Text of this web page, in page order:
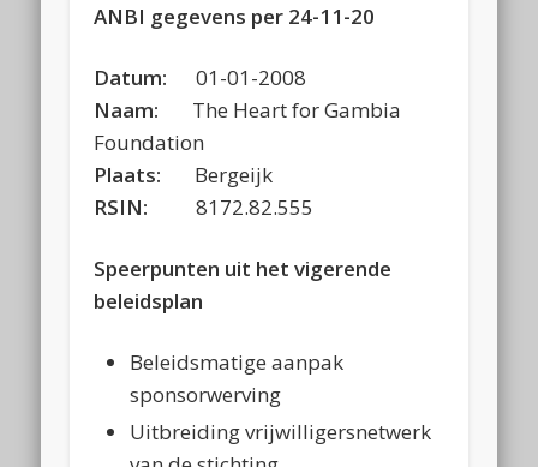
ANBI gegevens per 24-11-20
Datum: 01-01-2008
Naam:
The Heart for Gambia
Foundation
Plaats: Bergeijk
RSIN:
8172.82.555
Speerpunten uit het vigerende
beleidsplan
Beleidsmatige aanpak
sponsorwerving
Uitbreiding vrijwilligersnetwerk